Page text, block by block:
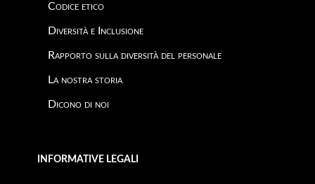
Codice etico
Diversità e Inclusione
Rapporto sulla diversità del personale
La nostra storia
Dicono di noi
INFORMATIVE LEGALI